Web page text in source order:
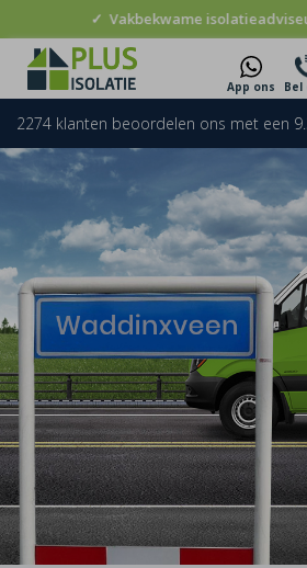
✓ Vakbekwame
App ons Bel
2274 klanten beoordelen ons met een